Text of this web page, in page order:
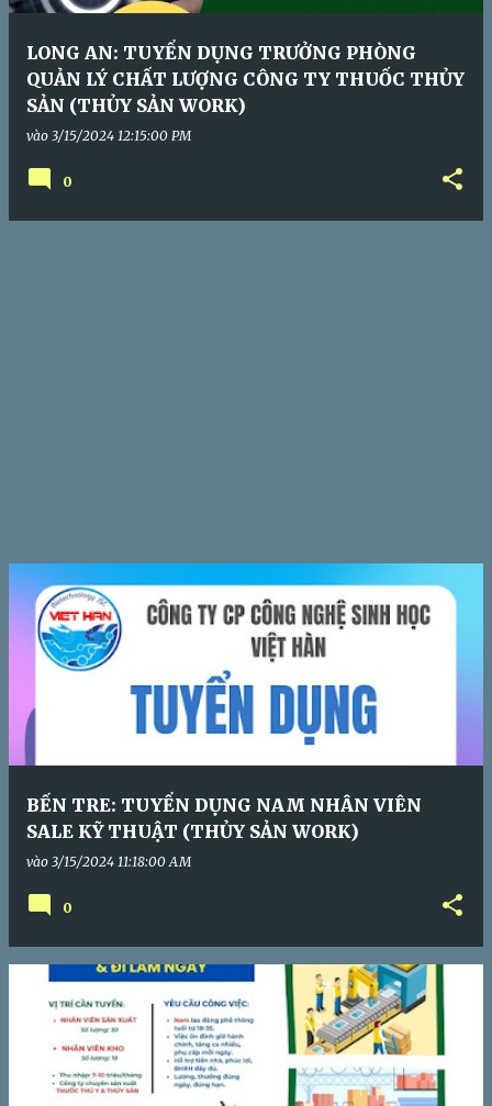
LONG AN: TUYỂN DỤNG TRƯỞNG PHÒNG
QUẢN LÝ CHẤT LƯỢNG CÔNG TY THUỐC THỦY
SẢN (THỦY SẢN WORK)
vào 3/15/2024 12:15:00 PM
0
BẾN TRE: TUYỂN DỤNG NAM NHÂN VIÊN
SALE KỸ THUẬT (THỦY SẢN WORK)
vào 3/15/2024 11:18:00 AM
0